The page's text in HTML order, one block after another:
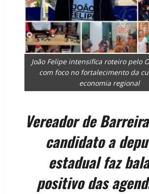
João Felipe intensifica roteiro pelo
com foco no fortalecimento da
economia regional
Vereador de
candidato a
estadual faz
positivo das